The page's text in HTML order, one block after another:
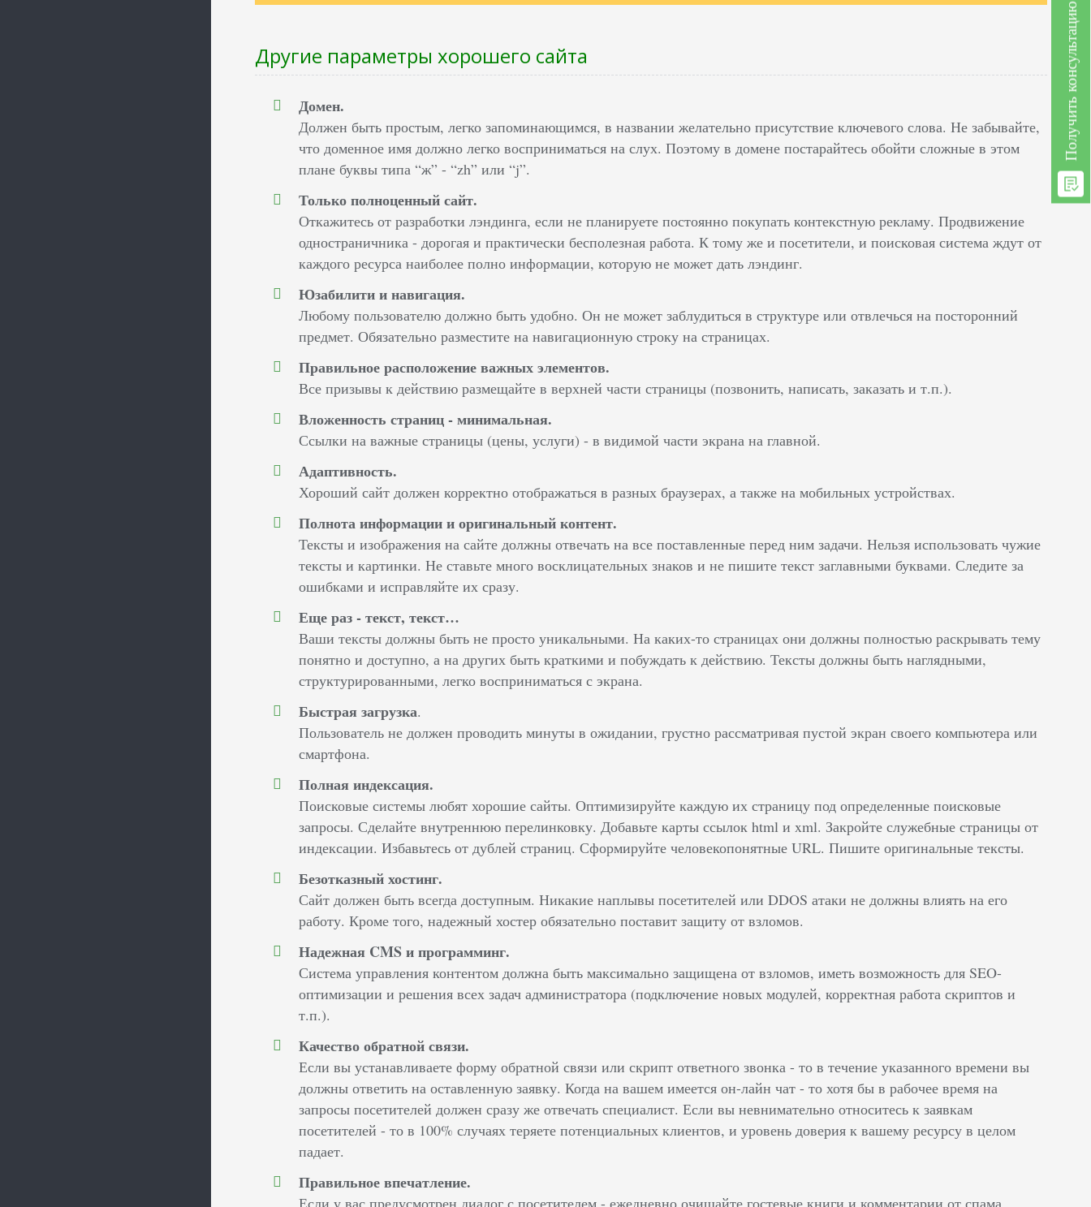
Другие параметры хорошего сайта
Домен.
Должен быть простым, легко запоминающимся, в названии желательно присутствие ключевого слова. Не забывайте,
что доменное имя должно легко восприниматься на слух. Поэтому в домене постарайтесь обойти сложные в этом
плане буквы типа “ж” - “zh” или “j”.
Только полноценный сайт.
Откажитесь от разработки лэндинга, если не планируете постоянно покупать контекстную рекламу. Продвижение
одностраничника - дорогая и практически бесполезная работа. К тому же и посетители, и поисковая система ждут от
каждого ресурса наиболее полно информации, которую не может дать лэндинг.
Юзабилити и навигация.
Любому пользователю должно быть удобно. Он не может заблудиться в структуре или отвлечься на посторонний
предмет. Обязательно разместите на навигационную строку на страницах.
Правильное расположение важных элементов.
Все призывы к действию размещайте в верхней части страницы (позвонить, написать, заказать и т.п.).
Вложенность страниц - минимальная.
Ссылки на важные страницы (цены, услуги) - в видимой части экрана на главной.
Адаптивность.
Хороший сайт должен корректно отображаться в разных браузерах, а также на мобильных устройствах.
Полнота информации и оригинальный контент.
Тексты и изображения на сайте должны отвечать на все поставленные перед ним задачи. Нельзя использовать чужие
тексты и картинки. Не ставьте много восклицательных знаков и не пишите текст заглавными буквами. Следите за
ошибками и исправляйте их сразу.
Еще раз - текст, текст…
Ваши тексты должны быть не просто уникальными. На каких-то страницах они должны полностью раскрывать тему
понятно и доступно, а на других быть краткими и побуждать к действию. Тексты должны быть наглядными,
структурированными, легко восприниматься с экрана.
Быстрая загрузка.
Пользователь не должен проводить минуты в ожидании, грустно рассматривая пустой экран своего компьютера или
смартфона.
Полная индексация.
Поисковые системы любят хорошие сайты. Оптимизируйте каждую их страницу под определенные поисковые
запросы. Сделайте внутреннюю перелинковку. Добавьте карты ссылок html и xml. Закройте служебные страницы от
индексации. Избавьтесь от дублей страниц. Сформируйте человекопонятные URL. Пишите оригинальные тексты.
Безотказный хостинг.
Сайт должен быть всегда доступным. Никакие наплывы посетителей или DDOS атаки не должны влиять на его
работу. Кроме того, надежный хостер обязательно поставит защиту от взломов.
Надежная CMS и программинг.
Система управления контентом должна быть максимально защищена от взломов, иметь возможность для SEO-
оптимизации и решения всех задач администратора (подключение новых модулей, корректная работа скриптов и
т.п.).
Качество обратной связи.
Если вы устанавливаете форму обратной связи или скрипт ответного звонка - то в течение указанного времени вы
должны ответить на оставленную заявку. Когда на вашем имеется он-лайн чат - то хотя бы в рабочее время на
запросы посетителей должен сразу же отвечать специалист. Если вы невнимательно относитесь к заявкам
посетителей - то в 100% случаях теряете потенциальных клиентов, и уровень доверия к вашему ресурсу в целом
падает.
Правильное впечатление.
Если у вас предусмотрен диалог с посетителем - ежедневно очищайте гостевые книги и комментарии от спама.
Получить консультацию